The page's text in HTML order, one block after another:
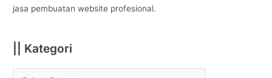
o
jasa pembuatan website profesional.
|| Kategori